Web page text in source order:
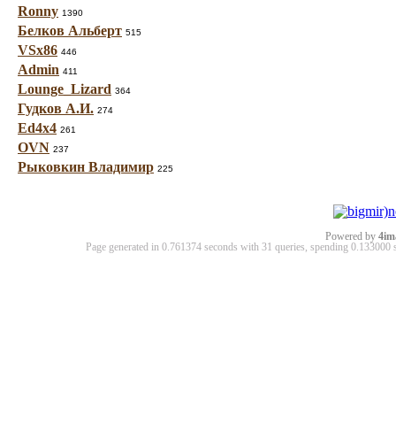
Ronny 1390
Белков Альберт 515
VSx86 446
Admin 411
Lounge_Lizard 364
Гудков А.И. 274
Ed4x4 261
OVN 237
Рыковкин Владимир 225
Powered by
Page generated in 0.761374 seconds with 31 queries, spending